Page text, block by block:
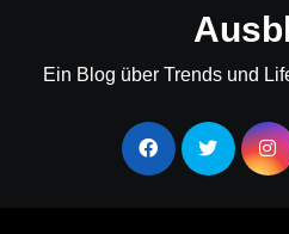
Ein Blog über Trends und